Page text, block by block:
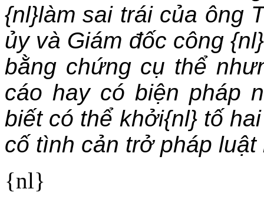
{nl}làm sai trái của ông
ủy và Giám đốc công
bằng chứng cụ thể
cáo hay có biện pháp
biết có thể khởi{nl} tố
cố tình cản trở pháp
{nl}